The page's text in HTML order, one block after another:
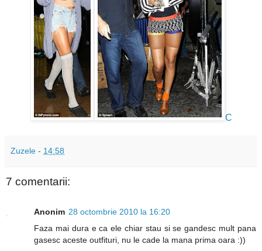
C
Zuzele - 14:58
7 comentarii:
Anonim 28 octombrie 2010 la 16:20
Faza mai dura e ca ele chiar stau si se gandesc mult pana
gasesc aceste outfituri, nu le cade la mana prima oara :))